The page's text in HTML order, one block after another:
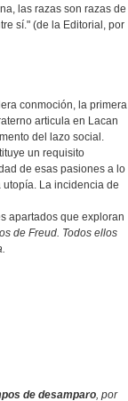
las razas son razas de
sí." (de la Editorial, por
conmoción, la primera
articula en Lacan
del lazo social.
un requisito
de esas pasiones a lo
La incidencia de
apartados que exploran
de Freud. Todos ellos
de desamparo, por